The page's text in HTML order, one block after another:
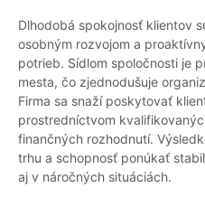
Dlhodobá spokojnosť klientov
osobným rozvojom a
potrieb. Sídlom spoločnosti je
mesta, čo zjednodušuje
Firma sa snaží poskytovať
prostredníctvom
finančných rozhodnutí.
trhu a schopnosť ponúkať
aj v náročných situáciách.